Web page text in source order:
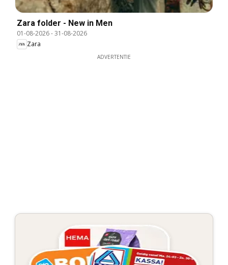
Zara folder - New in Men
01-08-2026-31-08-2026
Zara
ADVERTENTIE